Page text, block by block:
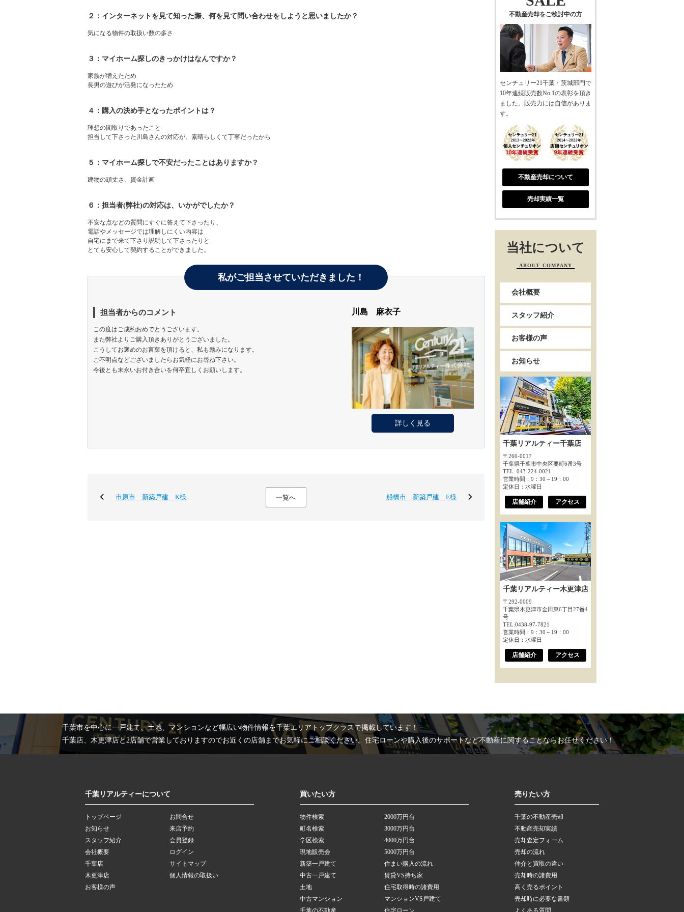
２：インターネットを見て知った際、何を見て問い合わせをしようと思いましたか？
気になる物件の取扱い数の多さ
３：マイホーム探しのきっかけはなんですか？
家族が増えたため
長男の遊びが活発になったため
４：購入の決め手となったポイントは？
理想の間取りであったこと
担当して下さった川島さんの対応が、素晴らしくて丁寧だったから
５：マイホーム探しで不安だったことはありますか？
建物の頑丈さ、資金計画
６：担当者(弊社)の対応は、いかがでしたか？
不安な点などの質問にすぐに答えて下さったり、
電話やメッセージでは理解しにくい内容は
自宅にまで来て下さり説明して下さったりと
とても安心して契約することができました。
私がご担当させていただきました！
担当者からのコメント
この度はご成約おめでとうございます。
また弊社よりご購入頂きありがとうございました。
こうしてお褒めのお言葉を頂けると、私も励みになります。
ご不明点などございましたらお気軽にお尋ね下さい。
今後とも末永いお付き合いを何卒宜しくお願いします。
川島 麻衣子
詳しく見る
市原市 新築戸建 K様 一覧へ 船橋市 新築戸建 E様
不動産売却をご検討中の方
センチュリー21千葉・茨城部門で
10年連続販売数No.1の表彰を頂き
ました。販売力には自信がありま
す。
不動産売却について
売却実績一覧
当社について
ABOUT COMPANY
会社概要
スタッフ紹介
お客様の声
お知らせ
千葉リアルティー千葉店
〒260-0017
千葉県千葉市中央区要町6番3号
TEL: 043-224-0021
営業時間：9：30～19：00
定休日：水曜日
店舗紹介 アクセス
千葉リアルティー木更津店
〒292-0009
千葉県木更津市金田東6丁目27番4
号
TEL:0438-97-7821
営業時間：9：30～19：00
定休日：水曜日
店舗紹介 アクセス
千葉市を中心に一戸建て、土地、マンションなど幅広い物件情報を千葉エリアトップクラスで掲載しています！
千葉店、木更津店と2店舗で営業しておりますのでお近くの店舗までお気軽にご相談ください。住宅ローンや購入後のサポートなど不動産に関することならお任せください！
千葉リアルティーについて
トップページ
お知らせ
スタッフ紹介
会社概要
千葉店
木更津店
お客様の声
お問合せ
来店予約
会員登録
ログイン
サイトマップ
個人情報の取扱い
買いたい方
物件検索
町名検索
学区検索
現地販売会
新築一戸建て
中古一戸建て
土地
中古マンション
千葉の不動産
2000万円台
3000万円台
4000万円台
5000万円台
住まい購入の流れ
賃貸VS持ち家
住宅取得時の諸費用
マンションVS戸建て
住宅ローン
売りたい方
千葉の不動産売却
不動産売却実績
売却査定フォーム
売却の流れ
仲介と買取の違い
売却時の諸費用
高く売るポイント
売却時に必要な書類
よくある質問